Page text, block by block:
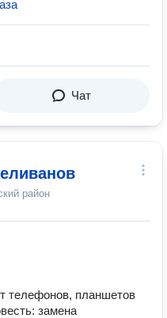
Чат
район
телефонов, планшетов
замена